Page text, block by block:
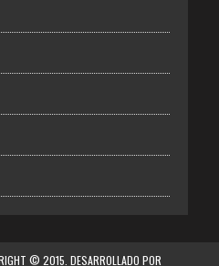
© 2015. DESARROLLADO POR